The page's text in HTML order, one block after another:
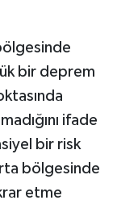
bir deprem
ifade
bir risk
bölgesinde
etme